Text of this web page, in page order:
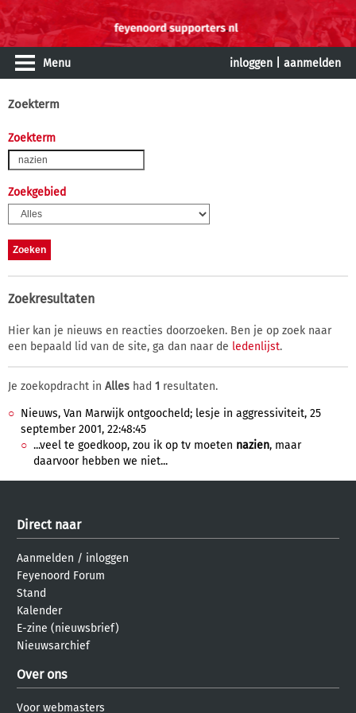
Menu inloggen aanmelden
Zoekterm
Zoekterm
Zoekgebied
Zoekresultaten
Hier kan je nieuws en reacties doorzoeken. Ben je op zoek naar
een bepaald lid van de site, ga dan naar de ledenlijst.
Je zoekopdracht in Alles had 1 resultaten.
Nieuws, Van Marwijk ontgoocheld; lesje in aggressiviteit, 25
september 2001, 22:48:45
...veel te goedkoop, zou ik op tv moeten nazien, maar
daarvoor hebben we niet...
Direct naar
Aanmelden / inloggen
Feyenoord Forum
Stand
Kalender
E-zine (nieuwsbrief)
Nieuwsarchief
Over ons
Voor webmasters